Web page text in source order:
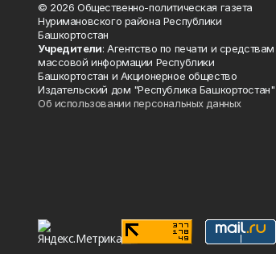
© 2026 Общественно-политическая газета
Нуримановского района Республики
Башкортостан
Учредители: Агентство по печати и средствам
массовой информации Республики
Башкортостан и Акционерное общество
Издательский дом "Республика Башкортостан"
Об использовании персональных данных